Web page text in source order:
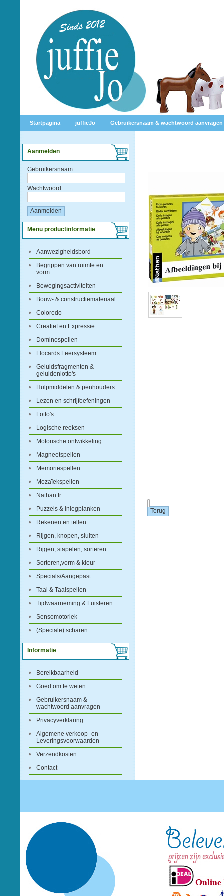
Startpagina juffieJo Gebruikersnaam & wachtwoord aanvragen
Aanmelden
Gebruikersnaam:
Wachtwoord:
Menu productinformatie
Aanwezigheidsbord
Begrippen van ruimte en
vorm
Bewegingsactiviteiten
Bouw- & constructiemateriaal
Coloredo
Creatief en Expressie
Dominospellen
Flocards Leersysteem
Geluidsfragmenten &
geluidenlotto's
Hulpmiddelen & penhouders
Lezen en schrijfoefeningen
Lotto's
Logische reeksen
Motorische ontwikkeling
Magneetspellen
Memoriespellen
Mozaïekspellen
Nathan.fr
Puzzels & inlegplanken
Rekenen en tellen
Rijgen, knopen, sluiten
Rijgen, stapelen, sorteren
Sorteren,vorm & kleur
Specials/Aangepast
Taal & Taalspellen
Tijdwaarneming & Luisteren
Sensomotoriek
(Speciale) scharen
Informatie
Bereikbaarheid
Goed om te weten
Gebruikersnaam &
wachtwoord aanvragen
Privacyverklaring
Algemene verkoop- en
Leveringsvoorwaarden
Verzendkosten
Contact
.